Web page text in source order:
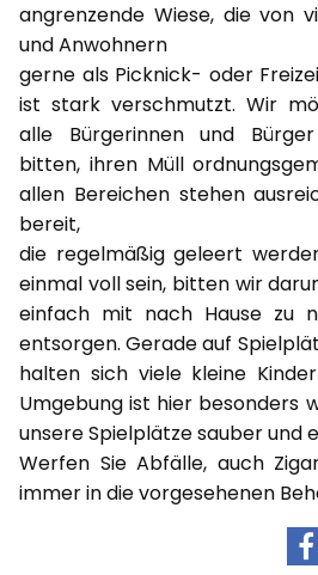
angrenzende Wiese, die von
und Anwohnern
gerne als Picknick- oder
ist stark verschmutzt. Wir
alle Bürgerinnen und
bitten, ihren Müll
allen Bereichen stehen
bereit,
die regelmäßig geleert
einmal voll sein, bitten wir
einfach mit nach Hause zu
entsorgen. Gerade auf
halten sich viele kleine
Umgebung ist hier besonders
unsere Spielplätze sauber und
Werfen Sie Abfälle, auch
immer in die vorgesehenen